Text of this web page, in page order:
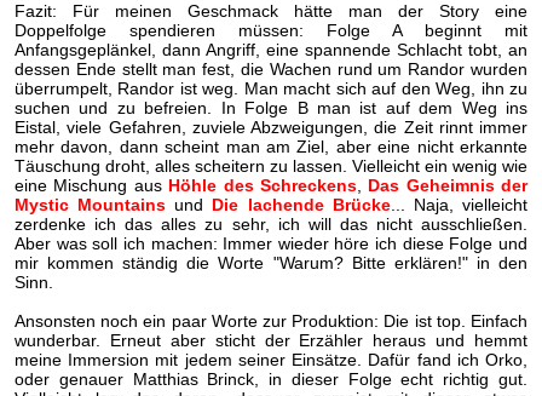
Fazit: Für meinen Geschmack hätte man der Story eine
Doppelfolge spendieren müssen: Folge A beginnt mit
Anfangsgeplänkel, dann Angriff, eine spannende Schlacht tobt, an
dessen Ende stellt man fest, die Wachen rund um Randor wurden
überrumpelt, Randor ist weg. Man macht sich auf den Weg, ihn zu
suchen und zu befreien. In Folge B man ist auf dem Weg ins
Eistal, viele Gefahren, zuviele Abzweigungen, die Zeit rinnt immer
mehr davon, dann scheint man am Ziel, aber eine nicht erkannte
Täuschung droht, alles scheitern zu lassen. Vielleicht ein wenig wie
eine Mischung aus Höhle des Schreckens, Das Geheimnis der
Mystic Mountains und Die lachende Brücke... Naja, vielleicht
zerdenke ich das alles zu sehr, ich will das nicht ausschließen.
Aber was soll ich machen: Immer wieder höre ich diese Folge und
mir kommen ständig die Worte "Warum? Bitte erklären!" in den
Sinn.
Ansonsten noch ein paar Worte zur Produktion: Die ist top. Einfach
wunderbar. Erneut aber sticht der Erzähler heraus und hemmt
meine Immersion mit jedem seiner Einsätze. Dafür fand ich Orko,
oder genauer Matthias Brinck, in dieser Folge echt richtig gut.